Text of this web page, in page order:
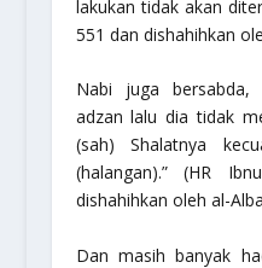
lakukan tidak akan
551 dan dishahihkan
Nabi juga
adzan lalu dia tidak
(sah) Shalatnya
(halangan).”(HR
dishahihkan oleh al-
Dan masih banyak